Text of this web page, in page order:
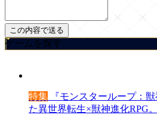
ゲームを探す
特集 『モンスターループ：
た異世界転生×獣神進化RPG